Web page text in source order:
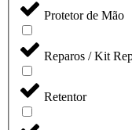
Protetor de Mão
Reparos / Kit
Retentor